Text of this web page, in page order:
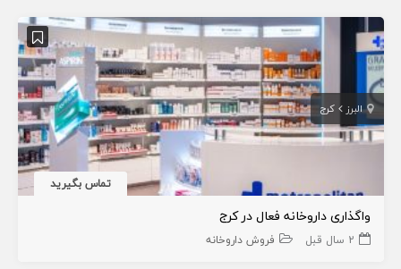
البرز کرج
تماس بگیرید
واگذاری داروخانه فعال در کرج
2 سال قبل فروش داروخانه